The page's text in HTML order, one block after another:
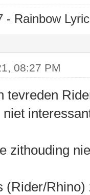
- Rainbow
08:27 PM
tevreden
zithouding
(Rider/